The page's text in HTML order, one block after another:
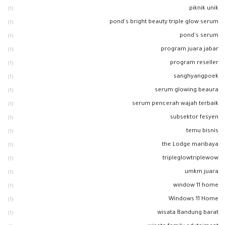
piknik unik
(1)
pond's bright beauty triple glow serum
(1)
pond's serum
(1)
program juara jabar
(1)
program reseller
(1)
sanghyangpoek
(1)
serum glowing beaura
(1)
serum pencerah wajah terbaik
(1)
subsektor fesyen
(1)
temu bisnis
(1)
the Lodge maribaya
(1)
tripleglowtriplewow
(1)
umkm juara
(1)
window 11 home
(1)
Windows 11 Home
(1)
wisata Bandung barat
(1)